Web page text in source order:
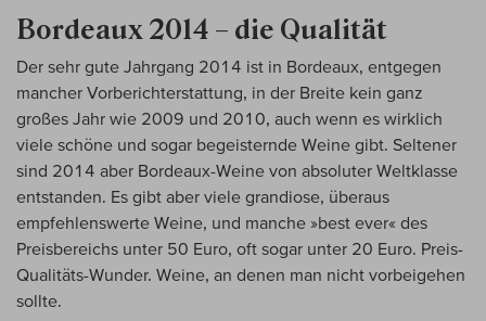
Bordeaux 2014 – die Qualität
Der sehr gute Jahrgang 2014 ist in Bordeaux, entgegen
mancher Vorberichterstattung, in der Breite kein ganz
großes Jahr wie 2009 und 2010, auch wenn es wirklich
viele schöne und sogar begeisternde Weine gibt. Seltener
sind 2014 aber Bordeaux-Weine von absoluter Weltklasse
entstanden. Es gibt aber viele grandiose, überaus
empfehlenswerte Weine, und manche »best ever« des
Preisbereichs unter 50 Euro, oft sogar unter 20 Euro. Preis-
Qualitäts-Wunder. Weine, an denen man nicht vorbeigehen
sollte.